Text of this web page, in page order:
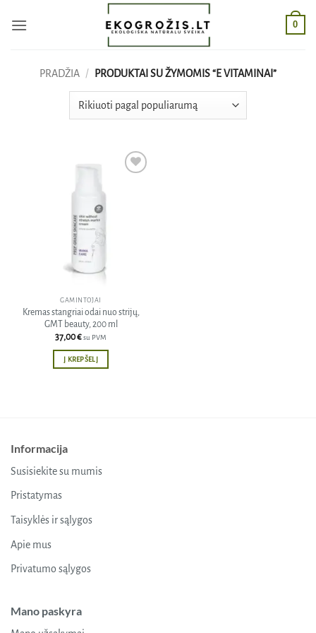
0
PRADŽIA / PRODUKTAI SU ŽYMOMIS “E VITAMINAI”
GAMINTOJAI
Kremas stangriai odai nuo strijų,
GMT beauty, 200 ml
37,00€su PVM
Į KREPŠELĮ
Informacija
Susisiekite su mumis
Pristatymas
Taisyklės ir sąlygos
Apie mus
Privatumo sąlygos
Mano paskyra